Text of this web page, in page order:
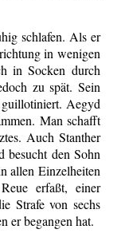
schlafen. Als er
in wenigen
in Socken durch
zu spät. Sein
Aegyd
Man schafft
Auch Stanther
besucht den Sohn
allen Einzelheiten
erfaßt, einer
Strafe von sechs
er begangen hat.